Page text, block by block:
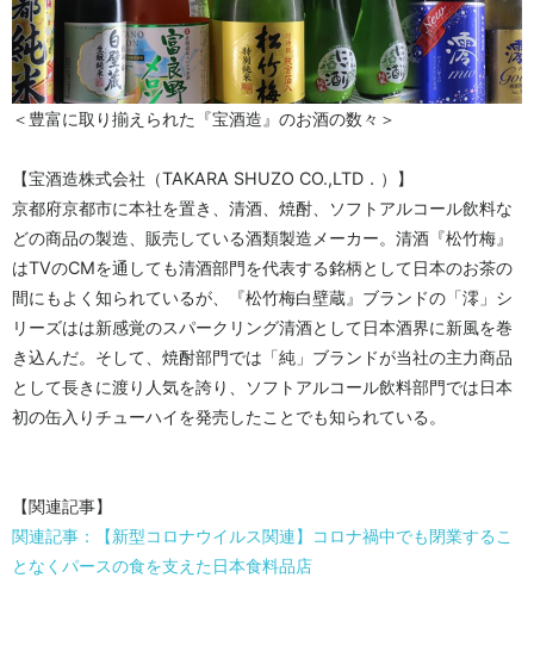
＜豊富に取り揃えられた『宝酒造』のお酒の数々＞
【宝酒造株式会社（TAKARA SHUZO CO.,LTD．）】
京都府京都市に本社を置き、清酒、焼酎、ソフトアルコール飲料な
どの商品の製造、販売している酒類製造メーカー。清酒『松竹梅』
はTVのCMを通しても清酒部門を代表する銘柄として日本のお茶の
間にもよく知られているが、『松竹梅白壁蔵』ブランドの「澪」シ
リーズはは新感覚のスパークリング清酒として日本酒界に新風を巻
き込んだ。そして、焼酎部門では「純」ブランドが当社の主力商品
として長きに渡り人気を誇り、ソフトアルコール飲料部門では日本
初の缶入りチューハイを発売したことでも知られている。
【関連記事】
関連記事：【新型コロナウイルス関連】コロナ禍中でも閉業するこ
となくパースの食を支えた日本食料品店